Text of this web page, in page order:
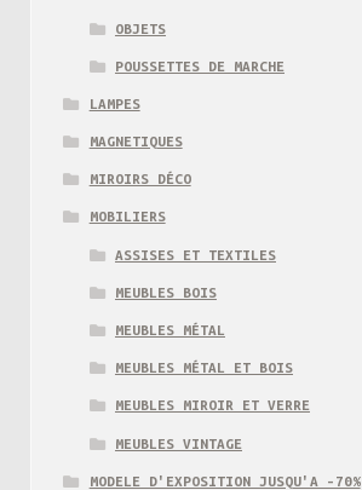
OBJETS
POUSSETTES DE MARCHE
LAMPES
MAGNETIQUES
MIROIRS DÉCO
MOBILIERS
ASSISES ET TEXTILES
MEUBLES BOIS
MEUBLES MÉTAL
MEUBLES MÉTAL ET BOIS
MEUBLES MIROIR ET VERRE
MEUBLES VINTAGE
MODELE D'EXPOSITION JUSQU'A -70%